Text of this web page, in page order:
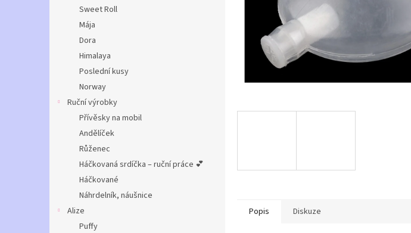
Sweet Roll
Mája
Dora
Himalaya
Poslední kusy
Norway
Ruční výrobky
Přívěsky na mobil
Andělíček
Růženec
Háčkovaná srdíčka – ruční práce 💕
Háčkované
Náhrdelník, náušnice
Alize
Puffy
Popis Diskuze